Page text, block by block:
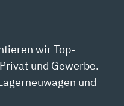
wir Top-
und Gewerbe.
und